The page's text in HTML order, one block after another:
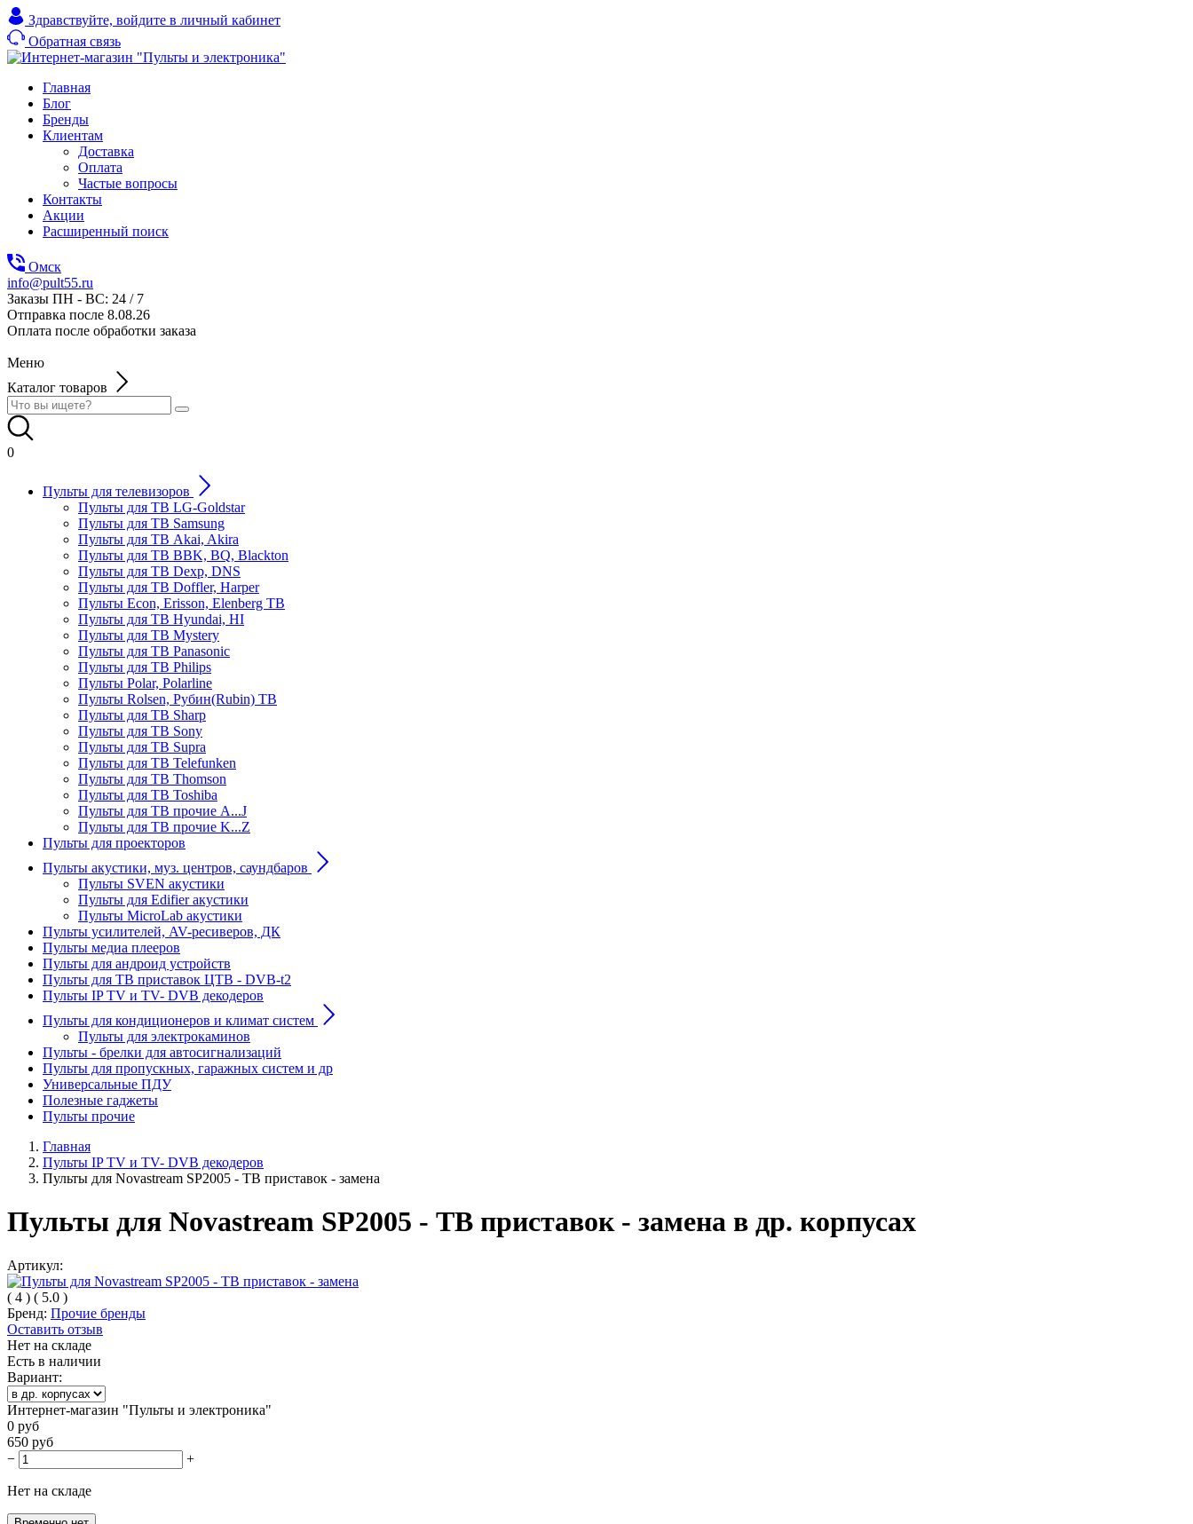
Здравствуйте, войдите в личный кабинет
Обратная связь
Главная
Блог
Бренды
Клиентам
Доставка
Оплата
Частые вопросы
Контакты
Акции
Расширенный поиск
Омск
info@pult55.ru
Заказы ПН - ВС: 24 / 7
Отправка после 8.08.26
Оплата после обработки заказа
Меню
Каталог товаров
0
Пульты для телевизоров
Пульты для ТВ LG-Goldstar
Пульты для ТВ Samsung
Пульты для ТВ Akai, Akira
Пульты для ТВ BBK, BQ, Blackton
Пульты для ТВ Dexp, DNS
Пульты для ТВ Doffler, Harper
Пульты Econ, Erisson, Elenberg ТВ
Пульты для ТВ Hyundai, HI
Пульты для ТВ Mystery
Пульты для ТВ Panasonic
Пульты для ТВ Philips
Пульты Polar, Polarline
Пульты Rolsen, Рубин(Rubin) ТВ
Пульты для ТВ Sharp
Пульты для ТВ Sony
Пульты для ТВ Supra
Пульты для ТВ Telefunken
Пульты для ТВ Thomson
Пульты для ТВ Toshiba
Пульты для ТВ прочие A...J
Пульты для ТВ прочие K...Z
Пульты для проекторов
Пульты акустики, муз. центров, саундбаров
Пульты SVEN акустики
Пульты для Edifier акустики
Пульты MicroLab акустики
Пульты усилителей, AV-ресиверов, ДК
Пульты медиа плееров
Пульты для андроид устройств
Пульты для ТВ приставок ЦТВ - DVB-t2
Пульты IP TV и TV- DVB декодеров
Пульты для кондиционеров и климат систем
Пульты для электрокаминов
Пульты - брелки для автосигнализаций
Пульты для пропускных, гаражных систем и др
Универсальные ПДУ
Полезные гаджеты
Пульты прочие
Главная
Пульты IP TV и TV- DVB декодеров
Пульты для Novastream SP2005 - ТВ приставок - замена
Пульты для Novastream SP2005 - ТВ приставок - замена в др. корпусах
Артикул:
( 4 ) ( 5.0 )
Бренд: Прочие бренды
Оставить отзыв
Нет на складе
Есть в наличии
Вариант:
Интернет-магазин "Пульты и электроника"
0 руб
650 руб
−
+
Нет на складе